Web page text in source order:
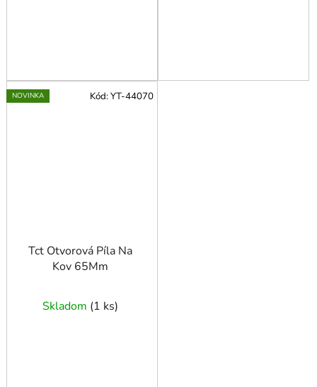
NOVINKA
Tct Otvorová Píla Na
Kov 65Mm
Skladom (1 ks)
Kód:YT-44070